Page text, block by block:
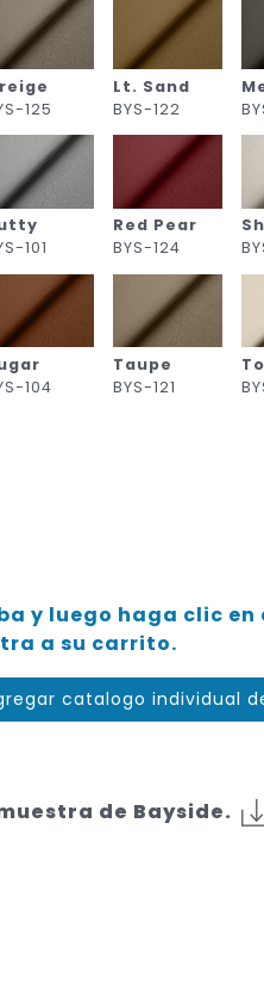
125
Lt. Sand
BYS-122
101
Red Pear
BYS-124
104
Taupe
BYS-121
y luego haga clic
a su carrito.
catalogo individual
de Bayside.